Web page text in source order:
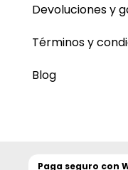
Devoluciones y
Términos y
Blog
Paga seguro con